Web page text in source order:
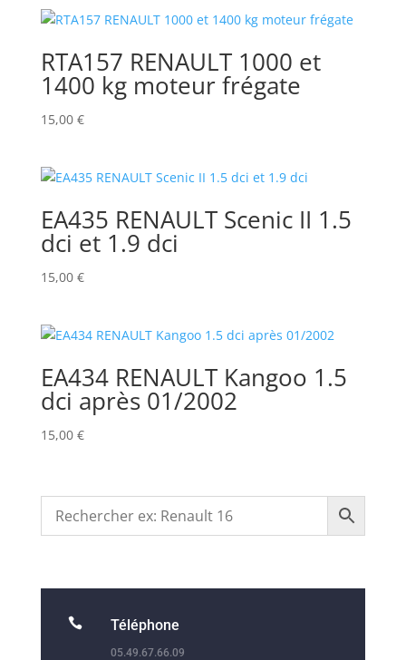
RTA157 RENAULT 1000 et
1400 kg moteur frégate
15,00 €
EA435 RENAULT Scenic II 1.5
dci et 1.9 dci
15,00 €
EA434 RENAULT Kangoo 1.5
dci après 01/2002
15,00 €
 Téléphone
05.49.67.66.09